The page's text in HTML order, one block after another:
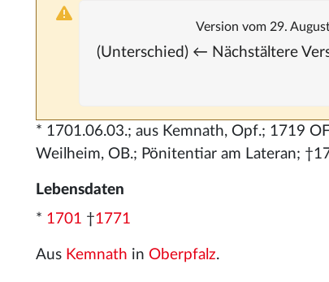
Version vom 29.
(Unterschied) ← Nächstältere
* 1701.06.03.; aus Kemnath, Opf.; 1719
Weilheim, OB.; Pönitentiar am Lateran;
Lebensdaten
* 1701 †1771
Aus Kemnath in Oberpfalz.